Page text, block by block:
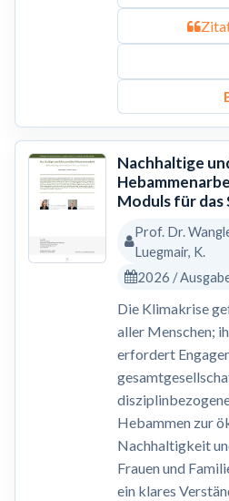
Nachhaltige
Moduls für das
Prof. Dr.
Luegmair, K.
2026 /
Die Klimakrise
aller Menschen;
erfordert
Hebammen zur
Nachhaltigkeit
Frauen und
ein klares